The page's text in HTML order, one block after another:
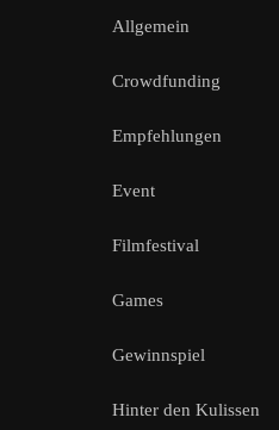
Allgemein
Crowdfunding
Empfehlungen
Event
Filmfestival
Games
Gewinnspiel
Hinter den Kulissen